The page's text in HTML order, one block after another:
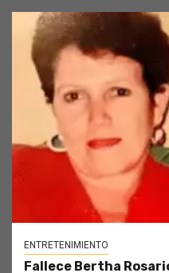
ENTRETENIMIENTO
Fallece Bertha